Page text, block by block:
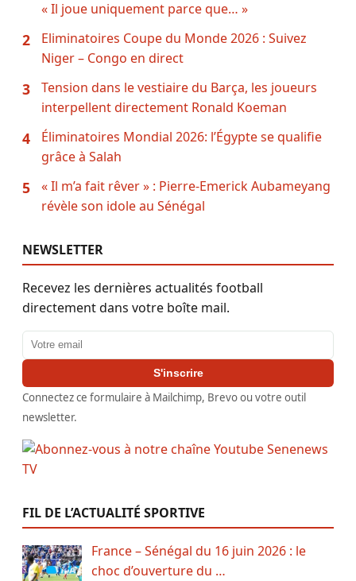
« Il joue uniquement parce que… »
2
Eliminatoires Coupe du Monde 2026 : Suivez
Niger – Congo en direct
3
Tension dans le vestiaire du Barça, les joueurs
interpellent directement Ronald Koeman
4
Éliminatoires Mondial 2026: l’Égypte se qualifie
grâce à Salah
5
« Il m’a fait rêver » : Pierre-Emerick Aubameyang
révèle son idole au Sénégal
NEWSLETTER
Recevez les dernières actualités football
directement dans votre boîte mail.
Adresse email
S'inscrire
Connectez ce formulaire à Mailchimp, Brevo ou votre outil
newsletter.
FIL DE L’ACTUALITÉ SPORTIVE
France – Sénégal du 16 juin 2026 : le
choc d’ouverture du …